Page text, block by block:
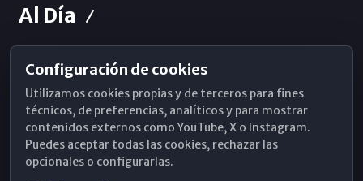
Al Día
Horarios de Misa
Hemeroteca
WhatsApp
Configuración de cookies
Utilizamos cookies propias y de terceros para fines
técnicos, de preferencias, analíticos y para mostrar
contenidos externos como YouTube, X o Instagram.
Puedes aceptar todas las cookies, rechazar las
opcionales o configurarlas.